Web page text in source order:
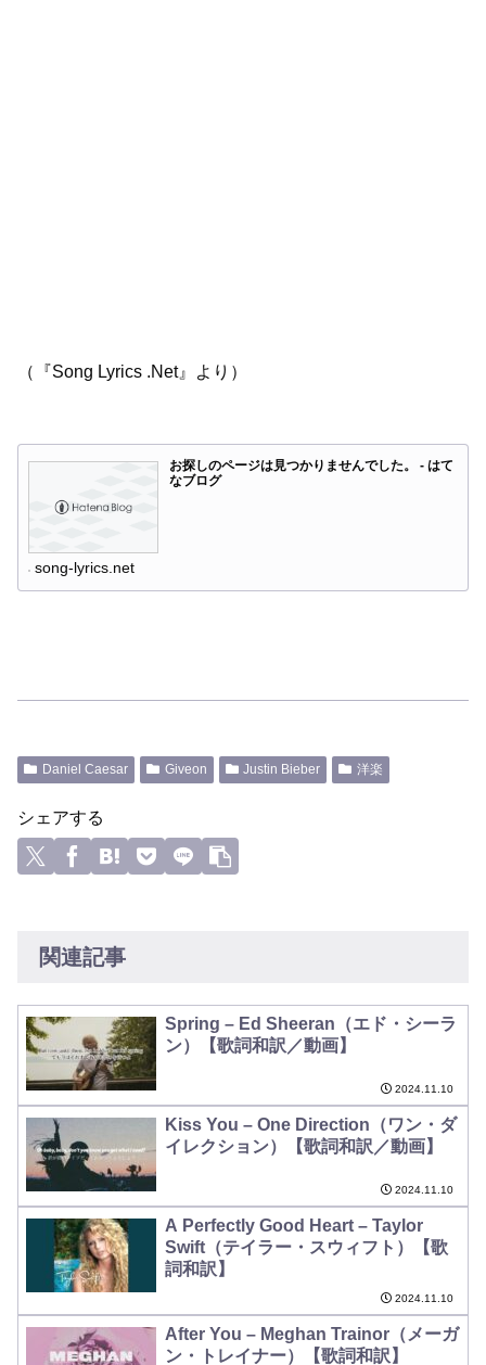
（『Song Lyrics .Net』より）
お探しのページは見つかりませんでした。 - はて
なブログ
song-lyrics.net
Daniel Caesar Giveon Justin Bieber 洋楽
シェアする
関連記事
Spring – Ed Sheeran（エド・シーラ
ン）【歌詞和訳／動画】
2024.11.10
Kiss You – One Direction（ワン・ダ
イレクション）【歌詞和訳／動画】
2024.11.10
A Perfectly Good Heart – Taylor
Swift（テイラー・スウィフト）【歌
詞和訳】
2024.11.10
After You – Meghan Trainor（メーガ
ン・トレイナー）【歌詞和訳】